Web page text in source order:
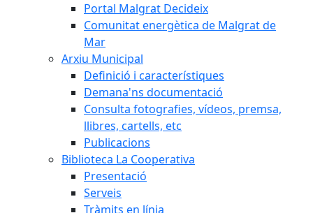
Portal Malgrat Decideix
Comunitat energètica de Malgrat de
Mar
Arxiu Municipal
Definició i característiques
Demana'ns documentació
Consulta fotografies, vídeos, premsa,
llibres, cartells, etc
Publicacions
Biblioteca La Cooperativa
Presentació
Serveis
Tràmits en línia